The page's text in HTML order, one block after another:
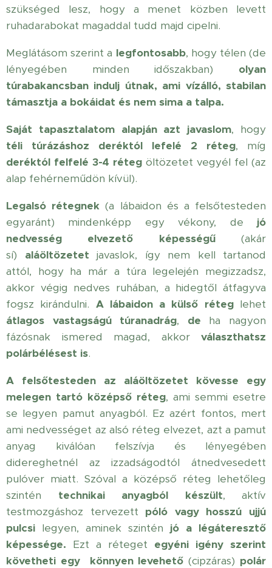
szükséged lesz, hogy a menet közben levett
ruhadarabokat magaddal tudd majd cipelni.
Meglátásom szerint a legfontosabb, hogy télen (de
lényegében minden időszakban) olyan
túrabakancsban indulj útnak, ami vízálló, stabilan
támasztja a bokáidat és nem sima a talpa.
Saját tapasztalatom alapján azt javaslom, hogy
téli túrázáshoz
deréktól lefelé 2 réteg, míg
deréktól felfelé 3-4 réteg öltözetet vegyél fel (az
alap fehérneműdön kívül).
Legalsó rétegnek (a lábaidon és a felsőtesteden
egyaránt) mindenképp egy vékony, de jó
nedvesség elvezető képességű(akár
sí) aláöltözetet javaslok, így nem kell tartanod
attól, hogy ha már a túra legelején megizzadsz,
akkor végig nedves ruhában, a hidegtől átfagyva
fogsz kirándulni. A lábaidon a külső réteg lehet
átlagos vastagságú túranadrág, de ha nagyon
fázósnak ismered magad, akkor választhatsz
polárbélésest is.
A felsőtesteden az aláöltözetet kövesse egy
melegen tartó középső réteg, ami semmi esetre
se legyen pamut anyagból. Ez azért fontos, mert
ami nedvességet az alsó réteg elvezet, azt a pamut
anyag kiválóan felszívja és lényegében
didereghetnél az izzadságodtól átnedvesedett
pulóver miatt. Szóval a középső réteg lehetőleg
szintén technikai anyagból készült, aktív
testmozgáshoz tervezett póló vagy hosszú ujjú
pulcsi legyen, aminek szintén jó a légáteresztő
képessége. Ezt a réteget egyéni igény szerint
követheti egy könnyen levehető(cipzáras) polár